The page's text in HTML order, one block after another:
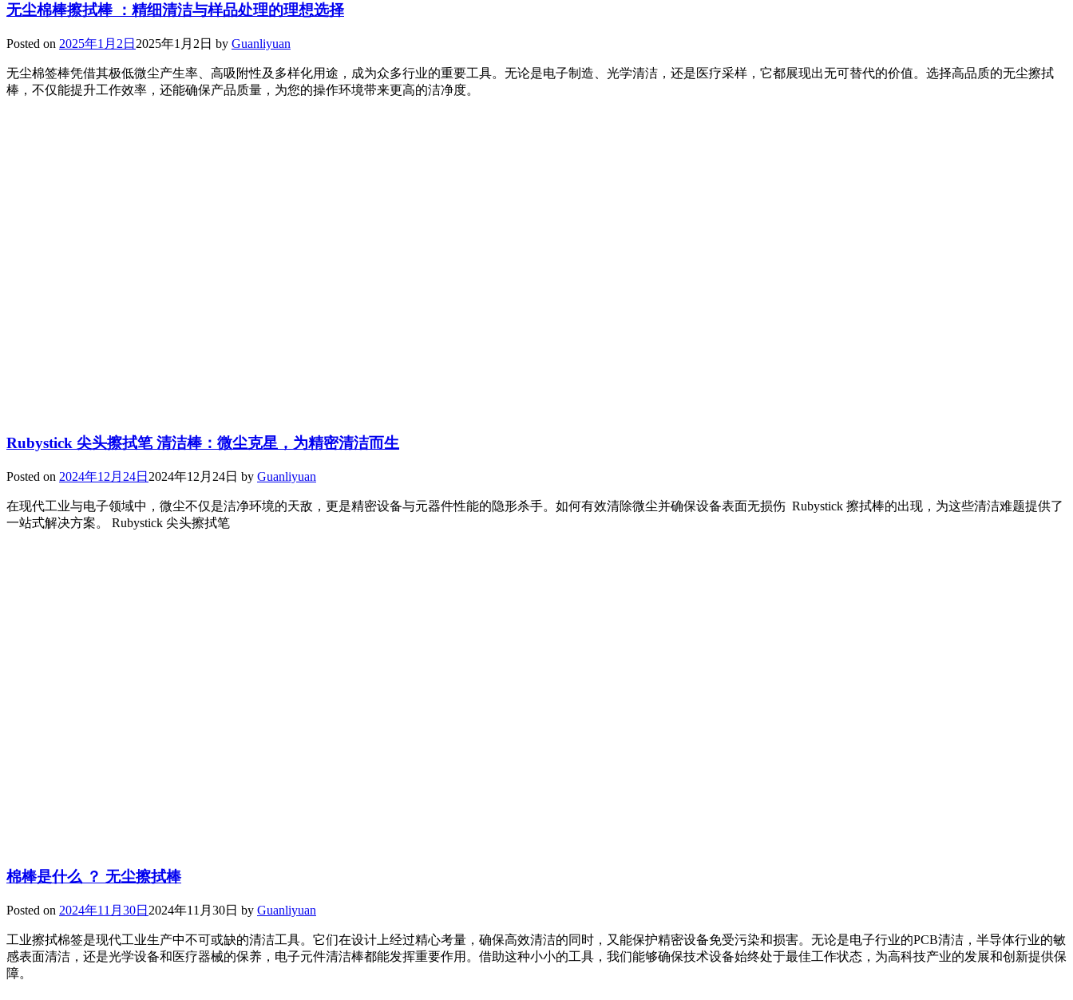
无尘棉棒擦拭棒 ：精细清洁与样品处理的理想选择
Posted on 2025年1月2日 2025年1月2日 by Guanliyuan
无尘棉签棒凭借其极低微尘产生率、高吸附性及多样化用途，成为众多行业的重要工具。无论是电子制造、光学清洁，还是医疗采样，它都展现出无可替代的价值。选择高品质的无尘擦拭
棒，不仅能提升工作效率，还能确保产品质量，为您的操作环境带来更高的洁净度。
Rubystick 尖头擦拭笔 清洁棒：微尘克星，为精密清洁而生
Posted on 2024年12月24日 2024年12月24日 by Guanliyuan
在现代工业与电子领域中，微尘不仅是洁净环境的天敌，更是精密设备与元器件性能的隐形杀手。如何有效清除微尘并确保设备表面无损伤 Rubystick 擦拭棒的出现，为这些清洁难题提供了
一站式解决方案。 Rubystick 尖头擦拭笔
棉棒是什么 ？ 无尘擦拭棒
Posted on 2024年11月30日 2024年11月30日 by Guanliyuan
工业擦拭棉签是现代工业生产中不可或缺的清洁工具。它们在设计上经过精心考量，确保高效清洁的同时，又能保护精密设备免受污染和损害。无论是电子行业的PCB清洁，半导体行业的敏
感表面清洁，还是光学设备和医疗器械的保养，电子元件清洁棒都能发挥重要作用。借助这种小小的工具，我们能够确保技术设备始终处于最佳工作状态，为高科技产业的发展和创新提供保
障。